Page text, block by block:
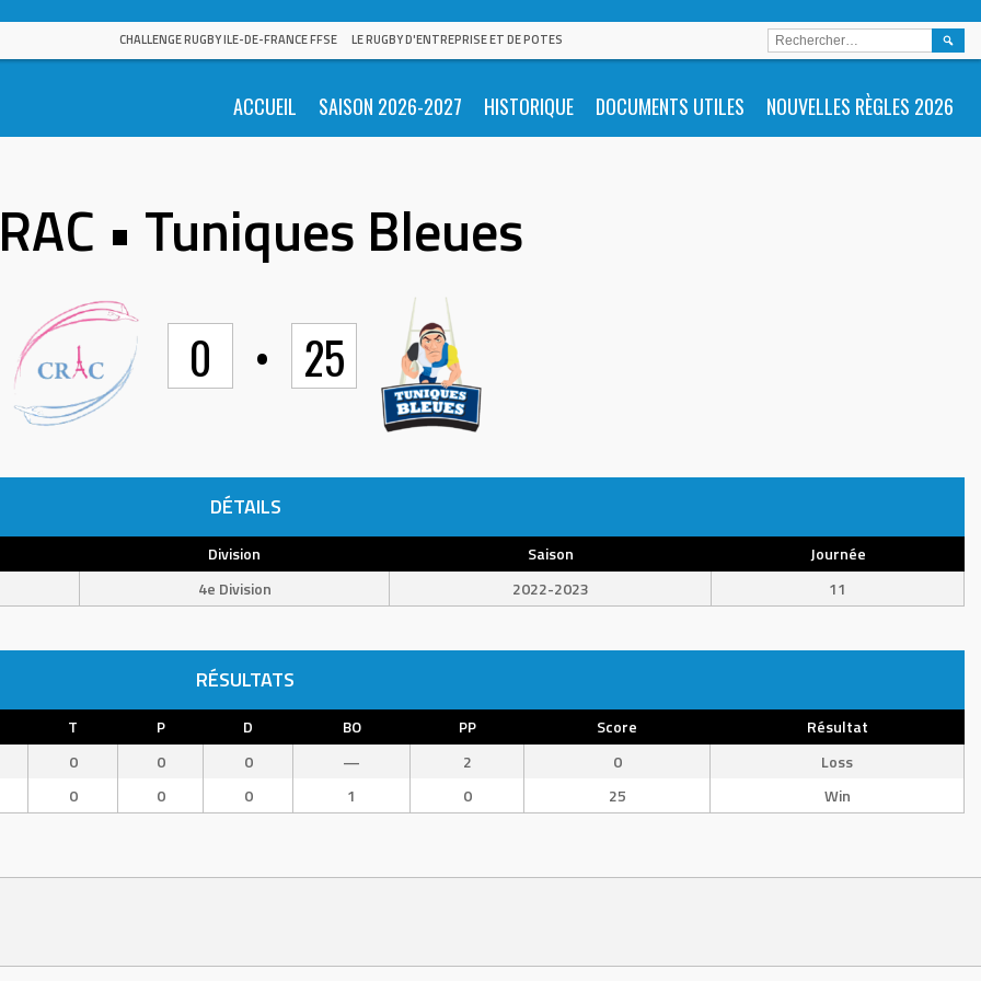
CHALLENGE RUGBY ILE-DE-FRANCE FFSE LE RUGBY D'ENTREPRISE ET DE POTES
ACCUEIL SAISON 2026-2027 HISTORIQUE DOCUMENTS UTILES NOUVELLES RÈGLES 2026
• Tuniques Bleues
0 • 25
DÉTAILS
Division Saison
Journée
4e Division 2022-2023 11
RÉSULTATS
T P D BO PP Score
Résultat
0 0 0 — 2 0
Loss
0 0 0 1 0 25 Win